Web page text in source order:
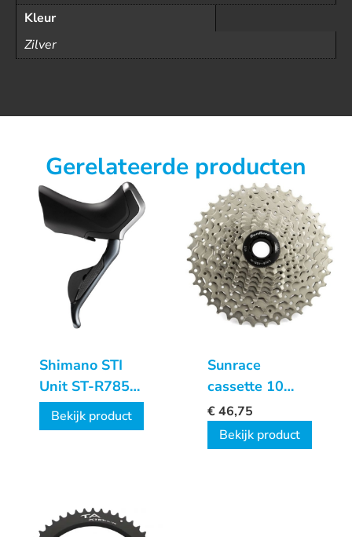
Kleur
Zilver
Gerelateerde producten
Shimano STI
Unit ST-R785
Di2 Links
schijfrem
Bekijk product
Sunrace
cassette 10
speed
€46,75
Bekijk product